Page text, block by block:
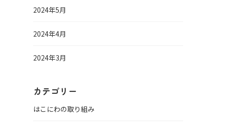
2024年5月
2024年4月
2024年3月
カテゴリー
はこにわの取り組み